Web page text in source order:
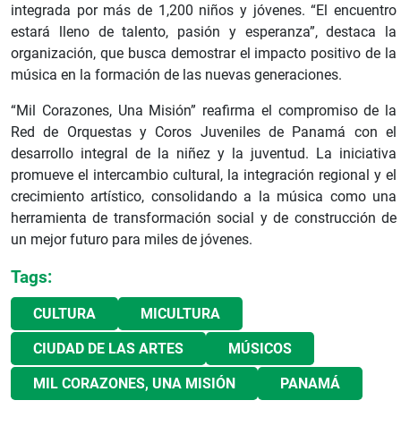
integrada por más de 1,200 niños y jóvenes. “El encuentro
estará lleno de talento, pasión y esperanza”, destaca la
organización, que busca demostrar el impacto positivo de la
música en la formación de las nuevas generaciones.
“Mil Corazones, Una Misión” reafirma el compromiso de la
Red de Orquestas y Coros Juveniles de Panamá con el
desarrollo integral de la niñez y la juventud. La iniciativa
promueve el intercambio cultural, la integración regional y el
crecimiento artístico, consolidando a la música como una
herramienta de transformación social y de construcción de
un mejor futuro para miles de jóvenes.
Tags:
CULTURA MICULTURA
CIUDAD DE LAS ARTES MÚSICOS
MIL CORAZONES, UNA MISIÓN PANAMÁ